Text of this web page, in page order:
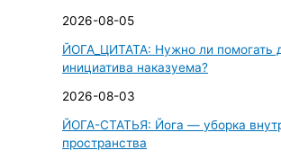
2026-08-05
ЙОГА_ЦИТАТА: Нужно ли помогать
инициатива наказуема?
2026-08-03
ЙОГА-СТАТЬЯ: Йога — уборка
пространства